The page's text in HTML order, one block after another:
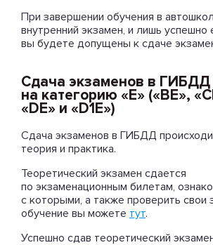
При завершении обучения в
внутренний экзамен, и лишь успешно
вы будете допущены к сдаче
Сдача экзаменов в ГИБДД
на категорию «Е» («ВЕ»,
«DЕ» и «D1Е»)
Сдача экзаменов в ГИБДД
теория и практика.
Теоретический экзамен сдается
по экзаменационным билетам,
с которыми, а также проверить свои
обучение вы можете тут.
Успешно сдав теоретический